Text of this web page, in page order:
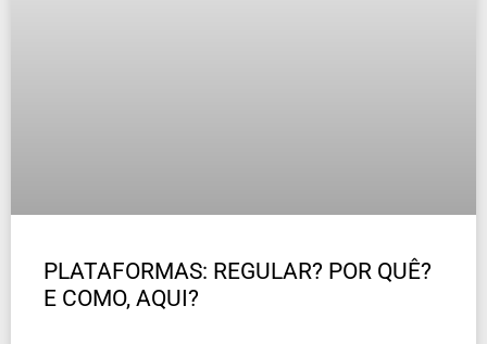
PLATAFORMAS: REGULAR? POR QUÊ?
E COMO, AQUI?